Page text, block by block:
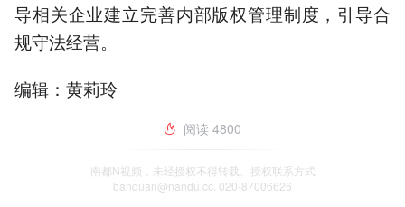
导相关企业建立完善内部版权管理制度，引导合
规守法经营。
编辑：黄莉玲
阅读 4800
南都N视频，未经授权不得转载、授权联系方式
banquan@nandu.cc. 020-87006626